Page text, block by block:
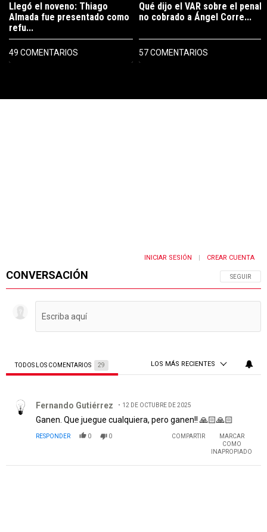
Llegó el noveno: Thiago
Almada fue presentado como
refu...
49 COMENTARIOS
Qué dijo el VAR sobre el penal
no cobrado a Ángel Corre...
57 COMENTARIOS
CONVERSACIÓN SIGA ESTA
SEGUIR
INICIAR SESIÓN CREAR CUENTA
TODOS LOS COMENTARIOS 29 LOS MÁS RECIENTES
Fernando Gutiérrez 12 DE OCTUBRE DE 2025
Ganen. Que juegue cualquiera, pero ganen!! 🙏🏻🙏🏻
RESPONDER 0 0 COMPARTIR
MARCAR
COMO
INAPROPIADO